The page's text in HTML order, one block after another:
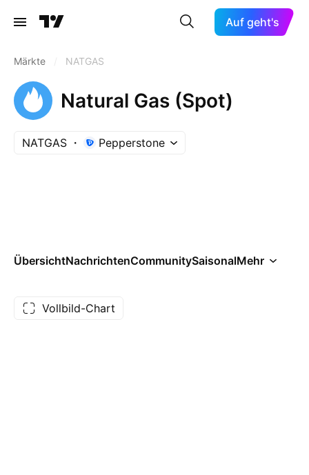
Auf geht's
Märkte NATGAS
Natural Gas (Spot)
NATGAS Pepperstone
ÜbersichtNachrichtenCommunitySaisonalMehr
Vollbild-Chart